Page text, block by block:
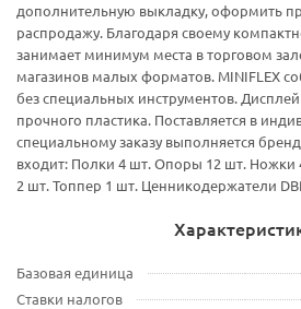
дополнительную выкладку, оформить
распродажу. Благодаря своему
занимает минимум места в торговом
магазинов малых форматов. MINIFLEX
без специальных инструментов.
прочного пластика. Поставляется в
специальному заказу выполняется
входит: Полки 4 шт. Опоры 12 шт. Ножки
2 шт. Топпер 1 шт. Ценникодержатели
Базовая единица
Ставки налогов